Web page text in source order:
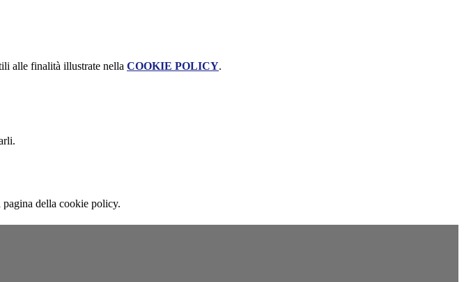
alle finalità illustrate nella COOKIE POLICY.
pagina della cookie policy.